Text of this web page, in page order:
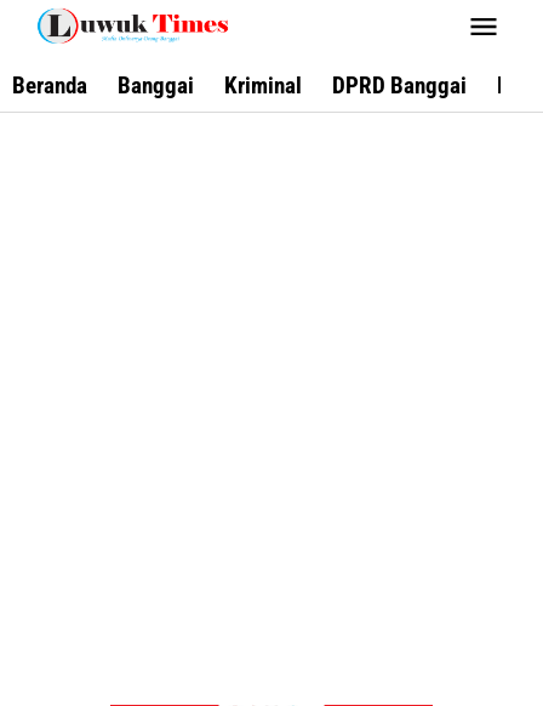
Lewati
konten
Beranda Banggai Kriminal DPRD Banggai